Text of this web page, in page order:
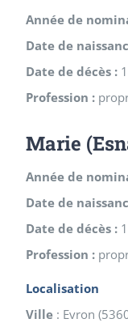
Année de
Date de
Date de décès :
Profession :
Marie
Année de
Date de
Date de décès :
Profession :
Localisation
Ville : Evron (